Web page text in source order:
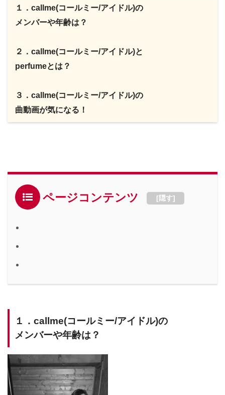
１．callme(コールミー/アイドル)の
メンバーや年齢は？
２．callme(コールミー/アイドル)と
perfumeとは？
３．callme(コールミー/アイドル)の
曲動画が気になる！
ページコンテンツ [隠す]
１．callme(コールミー/アイドル)の
メンバーや年齢は？